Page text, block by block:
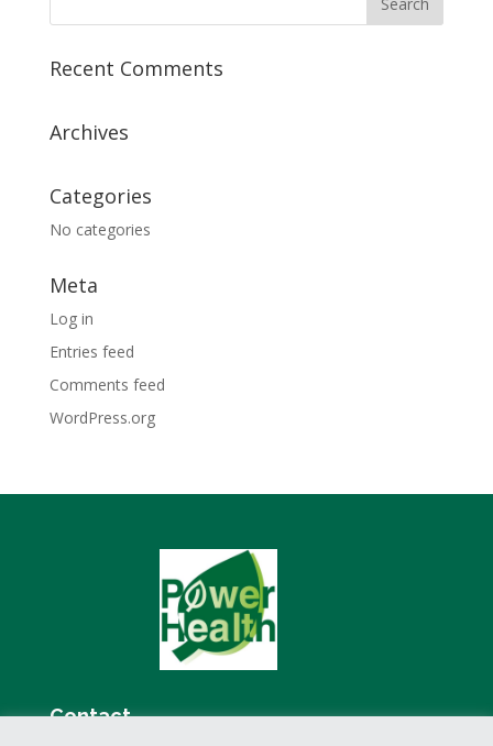
Recent Comments
Archives
Categories
No categories
Meta
Log in
Entries feed
Comments feed
WordPress.org
Contact